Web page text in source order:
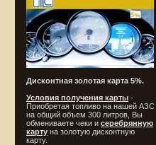
Дисконтная золотая карта 5%.
Условия получения карты -
Приобретая топливо на нашей АЗС
на общий объем 300 литров, Вы
обмениваете чеки и серебрянную
карту на золотую дисконтную
карту.